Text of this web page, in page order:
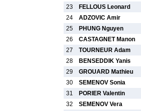
23
FELLOUS Leonard
24
ADZOVIC Amir
25
PHUNG Nguyen
26
CASTAGNET Manon
27
TOURNEUR Adam
28
BENSEDDIK Yanis
29
GROUARD Mathieu
30
SEMENOV Sonia
31
PORIER Valentin
32
SEMENOV Vera